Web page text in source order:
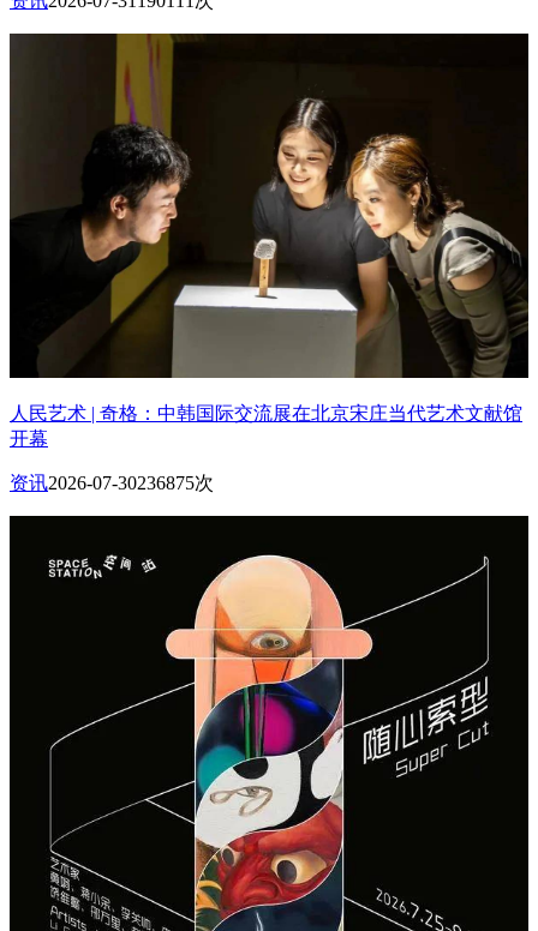
人民艺术 | 奇格：中韩国际交流展在北京宋庄当代艺术文献馆
开幕
资讯2026-07-30236875次